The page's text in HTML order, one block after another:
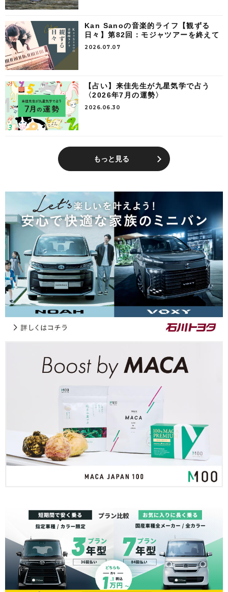
Kan Sanoの音楽的ライフ【観ずる
日々】第82回：モジャツアーを終えて
2026.07.07
【占い】来佳先生が九星気学で占う
〈2026年7月の運勢〉
2026.06.30
もっと見る